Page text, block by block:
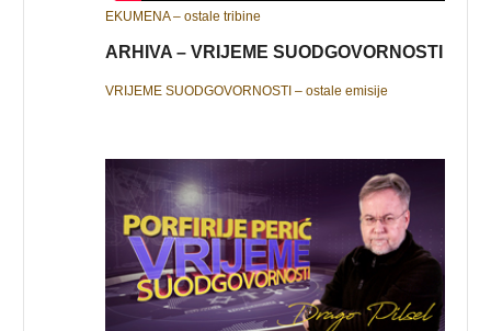
EKUMENA – ostale tribine
ARHIVA – VRIJEME SUODGOVORNOSTI
VRIJEME SUODGOVORNOSTI – ostale emisije